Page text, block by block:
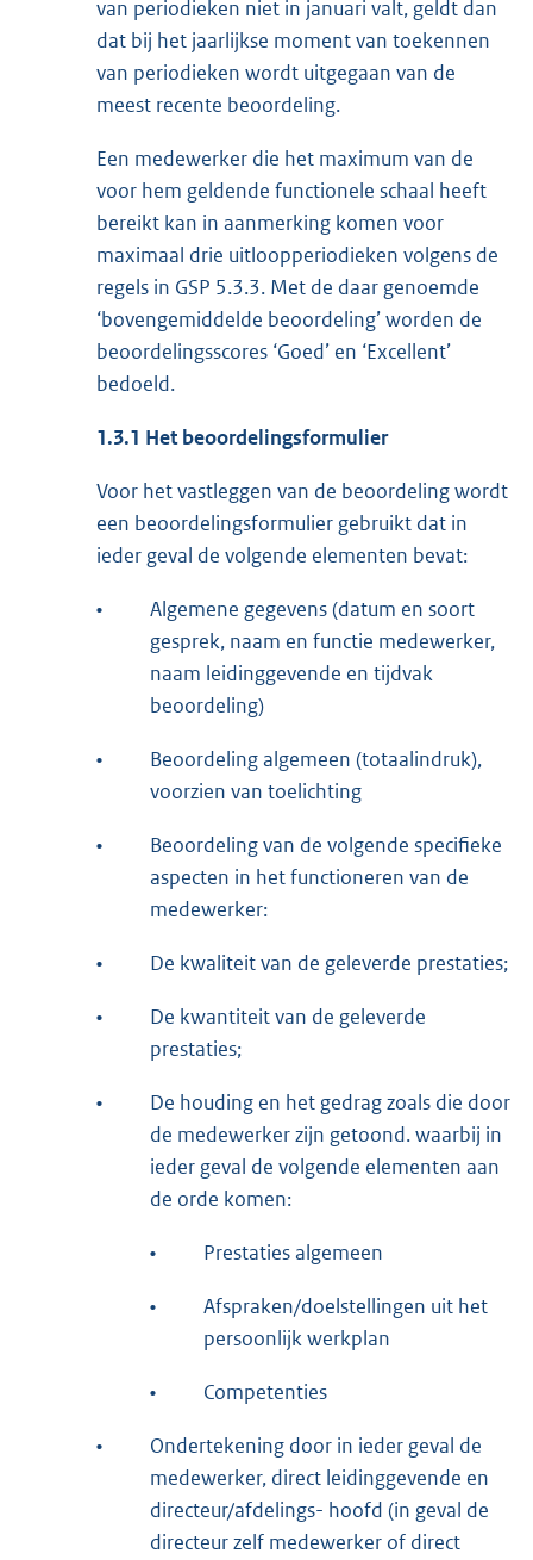
van periodieken niet in januari valt, geldt dan
dat bij het jaarlijkse moment van toekennen
van periodieken wordt uitgegaan van de
meest recente beoordeling.
Een medewerker die het maximum van de
voor hem geldende functionele schaal heeft
bereikt kan in aanmerking komen voor
maximaal drie uitloopperiodieken volgens de
regels in GSP 5.3.3. Met de daar genoemde
‘bovengemiddelde beoordeling’ worden de
beoordelingsscores ‘Goed’ en ‘Excellent’
bedoeld.
1.3.1 Het beoordelingsformulier
Voor het vastleggen van de beoordeling wordt
een beoordelingsformulier gebruikt dat in
ieder geval de volgende elementen bevat:
•
Algemene gegevens (datum en soort
gesprek, naam en functie medewerker,
naam leidinggevende en tijdvak
beoordeling)
•
Beoordeling algemeen (totaalindruk),
voorzien van toelichting
•
Beoordeling van de volgende specifieke
aspecten in het functioneren van de
medewerker:
• De kwaliteit van de geleverde prestaties;
•
De kwantiteit van de geleverde
prestaties;
•
De houding en het gedrag zoals die door
de medewerker zijn getoond. waarbij in
ieder geval de volgende elementen aan
de orde komen:
• Prestaties algemeen
•
Afspraken/doelstellingen uit het
persoonlijk werkplan
• Competenties
•
Ondertekening door in ieder geval de
medewerker, direct leidinggevende en
directeur/afdelings- hoofd (in geval de
directeur zelf medewerker of direct